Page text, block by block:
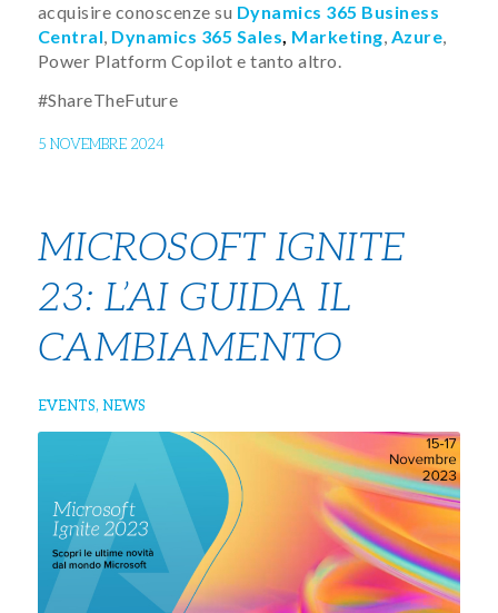
acquisire conoscenze su Dynamics 365 Business
Central, Dynamics 365 Sales, Marketing, Azure,
Power Platform Copilot e tanto altro.
#ShareTheFuture
5 NOVEMBRE 2024
MICROSOFT IGNITE
23: L’AI GUIDA IL
CAMBIAMENTO
EVENTS, NEWS